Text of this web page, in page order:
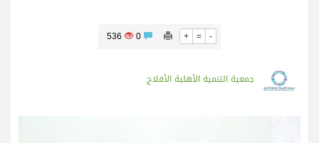
+ = -
536
جمعية التنمية الأهلية الأفلاج